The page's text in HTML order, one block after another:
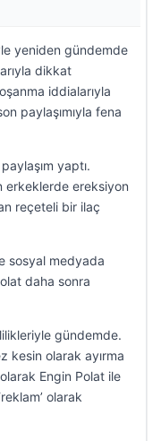
yeniden gündemde
dikkat
iddialarıyla
paylaşımıyla fena
yaptı.
erkeklerde ereksiyon
reçeteli bir ilaç
sosyal medyada
daha sonra
gündemde.
kesin olarak ayırma
Engin Polat ile
olarak